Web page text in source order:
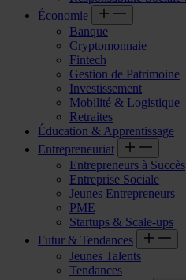
Économie
Banque
Cryptomonnaie
Fintech
Gestion de Patrimoine
Investissement
Mobilité & Logistique
Retraites
Éducation & Apprentissage
Entrepreneuriat
Entrepreneurs à Succès
Entreprise Sociale
Jeunes Entrepreneurs
PME
Startups & Scale-ups
Futur & Tendances
Jeunes Talents
Tendances